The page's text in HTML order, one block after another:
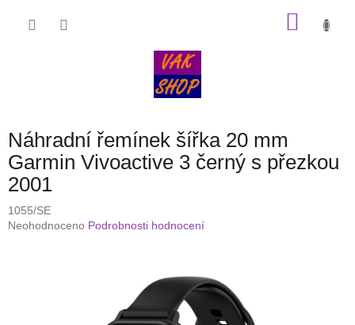
Náhradní řemínek šířka 20 mm
Garmin Vivoactive 3 černý s přezkou
2001
1055/SE
Průměrné
Neohodnoceno Podrobnosti hodnocení